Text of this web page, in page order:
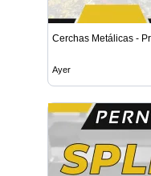
Cerchas Metálicas -
Ayer